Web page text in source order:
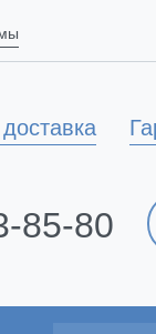
85-80